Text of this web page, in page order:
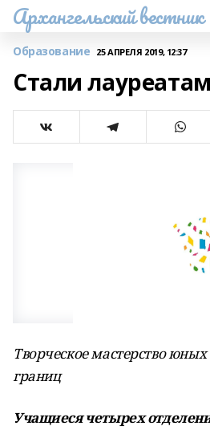
Архангельский вестник
Образование 25 АПРЕЛЯ 2019, 12:37
Стали
Творческое мастерство юных
границ
Учащиеся четырех